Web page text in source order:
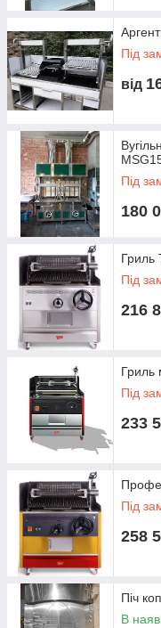
Під
від
Під
180
Гриль
Під
216
Гриль
Під
233
Під
258
Піч
В